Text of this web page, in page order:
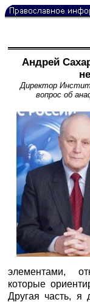
Андрей
Директор
вопрос об
элементами,
которые
Другая часть, я